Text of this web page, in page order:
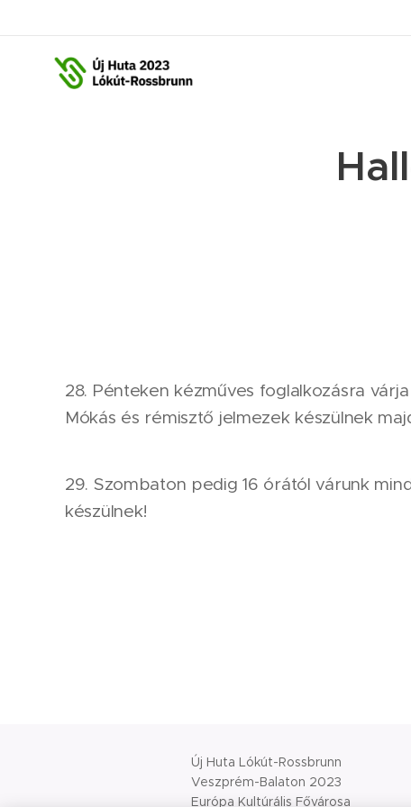
28. Pénteken kézműves foglalkozásra
Mókás és rémisztő jelmezek készülnek
29. Szombaton pedig 16 órától várunk
készülnek!
Új Huta Lókút-Rossbrunn
Veszprém-Balaton 2023
Európa Kultúrális Fővárosa